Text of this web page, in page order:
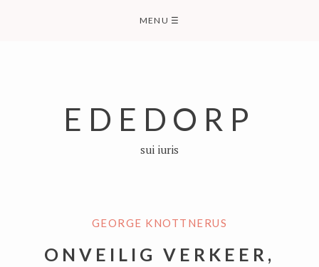
MENU ☰
EDEDORP
sui iuris
GEORGE KNOTTNERUS
ONVEILIG VERKEER,